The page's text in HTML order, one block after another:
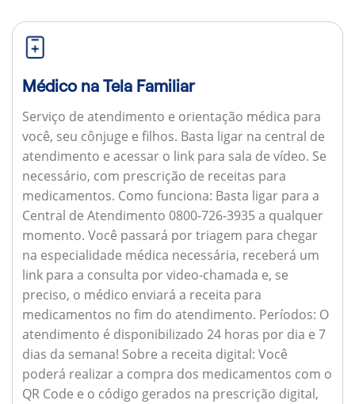
Médico na Tela Familiar
Serviço de atendimento e orientação médica para
você, seu cônjuge e filhos. Basta ligar na central de
atendimento e acessar o link para sala de vídeo. Se
necessário, com prescrição de receitas para
medicamentos. Como funciona: Basta ligar para a
Central de Atendimento 0800-726-3935 a qualquer
momento. Você passará por triagem para chegar
na especialidade médica necessária, receberá um
link para a consulta por video-chamada e, se
preciso, o médico enviará a receita para
medicamentos no fim do atendimento. Períodos: O
atendimento é disponibilizado 24 horas por dia e 7
dias da semana! Sobre a receita digital: Você
poderá realizar a compra dos medicamentos com o
QR Code e o código gerados na prescrição digital,